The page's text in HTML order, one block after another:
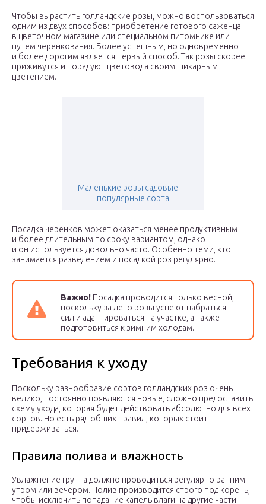
Чтобы вырастить голландские розы, можно воспользоваться
одним из двух способов: приобретение готового саженца
в цветочном магазине или специальном питомнике или
путем черенкования. Более успешным, но одновременно
и более дорогим является первый способ. Так розы скорее
приживутся и порадуют цветовода своим шикарным
цветением.
Маленькие розы садовые —
популярные сорта
Посадка черенков может оказаться менее продуктивным
и более длительным по сроку вариантом, однако
и он используется довольно часто. Особенно теми, кто
занимается разведением и посадкой роз регулярно.
Важно! Посадка проводится только весной,
поскольку за лето розы успеют набраться
сил и адаптироваться на участке, а также
подготовиться к зимним холодам.
Требования к уходу
Поскольку разнообразие сортов голландских роз очень
велико, постоянно появляются новые, сложно предоставить
схему ухода, которая будет действовать абсолютно для всех
сортов. Но есть ряд общих правил, которых стоит
придерживаться.
Правила полива и влажность
Увлажнение грунта должно проводиться регулярно ранним
утром или вечером. Полив производится строго под корень,
чтобы исключить попадание капель влаги на другие части